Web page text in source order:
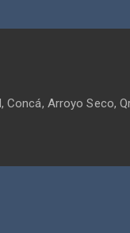
Concá, Arroyo Seco,